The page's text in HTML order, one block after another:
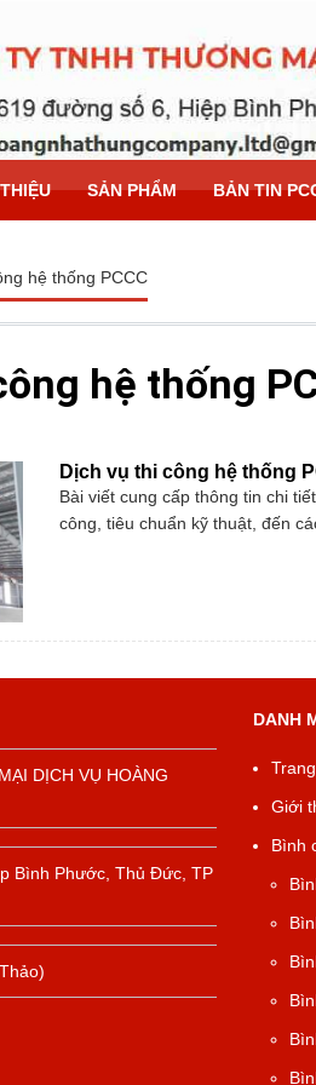
SẢN PHẨM BẢN TIN
hệ thống PCCC
hệ thống
Dịch vụ thi công hệ thống
Bài viết cung cấp thông tin chi
công, tiêu chuẩn kỹ thuật, đến
DỊCH VỤ HOÀNG
Bình Phước, Thủ Đức, TP
DANH
Giới
Bình